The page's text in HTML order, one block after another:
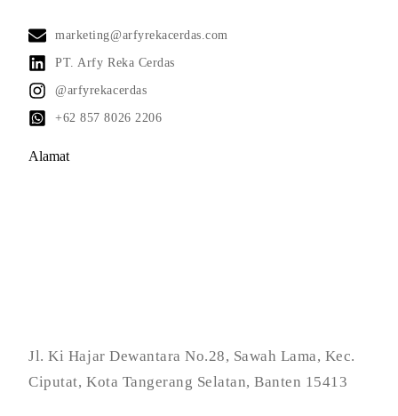
marketing@arfyrekacerdas.com
PT. Arfy Reka Cerdas
@arfyrekacerdas
+62 857 8026 2206
Alamat
Jl. Ki Hajar Dewantara No.28, Sawah Lama, Kec.
Ciputat, Kota Tangerang Selatan, Banten 15413